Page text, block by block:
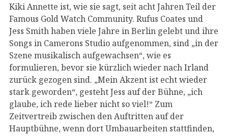
Kiki Annette ist, wie sie sagt, seit acht Jahren Teil der
Famous Gold Watch Community. Rufus Coates und
Jess Smith haben viele Jahre in Berlin gelebt und ihre
Songs in Camerons Studio aufgenommen, sind „in der
Szene musikalisch aufgewachsen“, wie es
formulieren, bevor sie kürzlich wieder nach Irland
zurück gezogen sind. „Mein Akzent ist echt wieder
stark geworden“, gesteht Jess auf der Bühne, „ich
glaube, ich rede lieber nicht so viel!“ Zum
Zeitvertreib zwischen den Auftritten auf der
Hauptbühne, wenn dort Umbauarbeiten stattfinden,